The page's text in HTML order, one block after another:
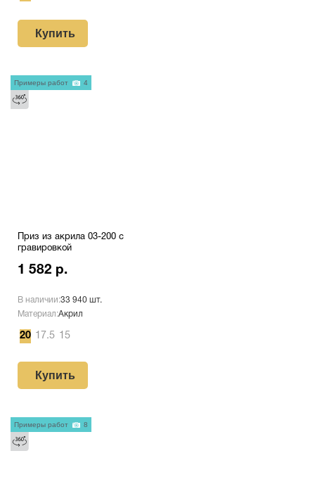
Купить
Приз из акрила 03-200 с
гравировкой
1 582 р.
В наличии:33 940 шт.
Материал:Акрил
20 17.5 15
Купить
Примеры работ 4
Примеры работ 8